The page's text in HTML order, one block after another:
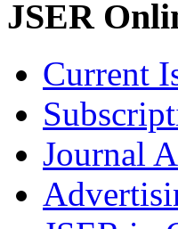
JSER
Current
Journal